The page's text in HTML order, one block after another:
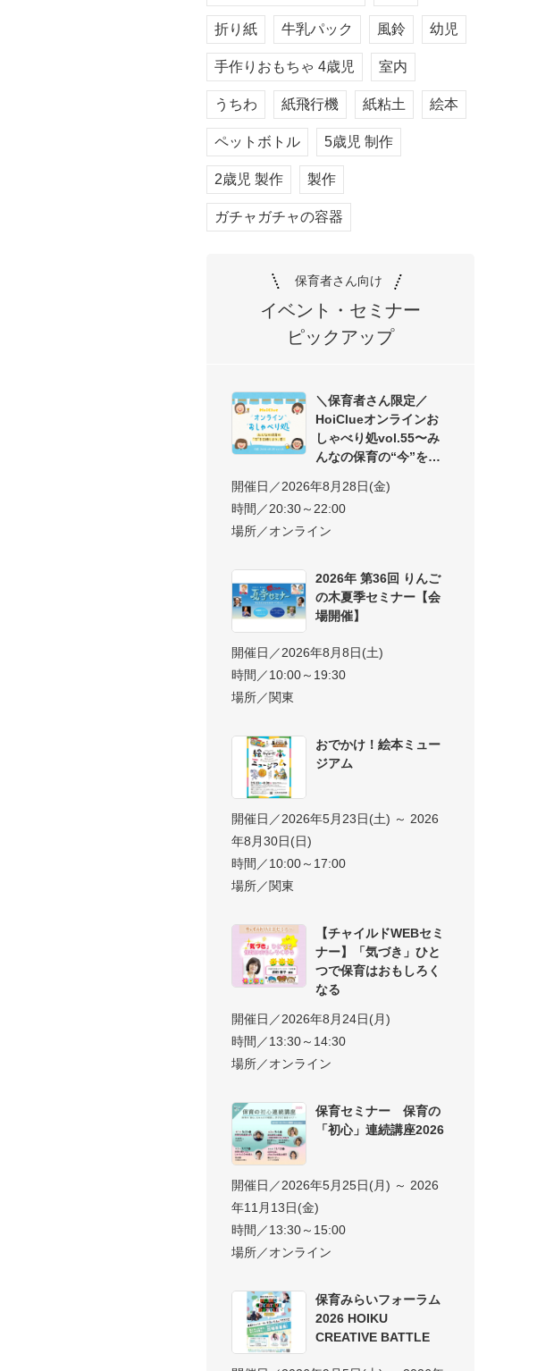
折り紙 牛乳パック 風鈴 幼児
手作りおもちゃ 4歳児 室内
うちわ 紙飛行機 紙粘土 絵本
ペットボトル 5歳児 制作
2歳児 製作 製作
ガチャガチャの容器
保育者さん向け
イベント・セミナー
ピックアップ
＼保育者さん限定／
HoiClueオンラインお
しゃべり処vol.55〜み
んなの保育の“今”を交
開催日／2026年8月28日(金)
時間／20:30～22:00
場所／オンライン
2026年 第36回 りんご
の木夏季セミナー【会
場開催】
開催日／2026年8月8日(土)
時間／10:00～19:30
場所／関東
おでかけ！絵本ミュー
ジアム
開催日／2026年5月23日(土) ～ 2026
年8月30日(日)
時間／10:00～17:00
場所／関東
【チャイルドWEBセミ
ナー】「気づき」ひと
つで保育はおもしろく
なる
開催日／2026年8月24日(月)
時間／13:30～14:30
場所／オンライン
保育セミナー 保育の
「初心」連続講座2026
開催日／2026年5月25日(月) ～ 2026
年11月13日(金)
時間／13:30～15:00
場所／オンライン
保育みらいフォーラム
2026 HOIKU
CREATIVE BATTLE